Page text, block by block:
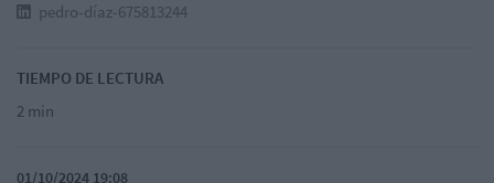
pedro-díaz-675813244
TIEMPO DE LECTURA
2 min
01/10/2024 19:08